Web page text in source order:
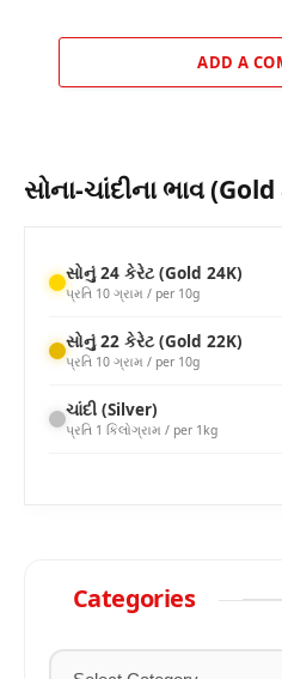
ADD A
સોના-ચાંદીના ભાવ
સોનું 24 કેરેટ (Gold 24K)
પ્રતિ 10 ગ્રામ / per 10g
સોનું 22 કેરેટ (Gold 22K)
પ્રતિ 10 ગ્રામ / per 10g
ચાંદી (Silver)
પ્રતિ 1 કિલોગ્રામ / per 1kg
Categories